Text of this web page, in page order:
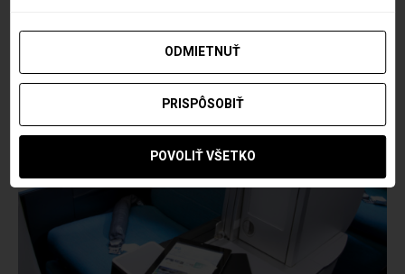
ODMIETNUŤ
PRISPÔSOBIŤ
POVOLIŤ VŠETKO